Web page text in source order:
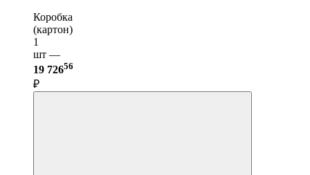
Коробка
(картон)
1
шт —
19 72656
₽